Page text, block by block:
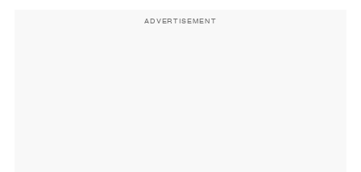
ADVERTISEMENT